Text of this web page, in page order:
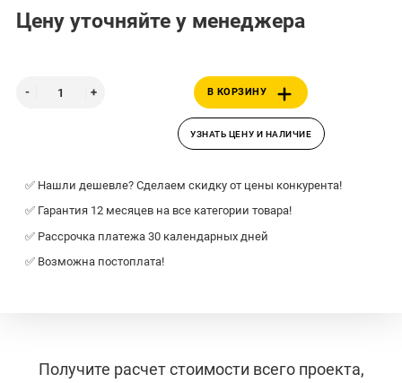
Цену уточняйте у менеджера
В КОРЗИНУ
УЗНАТЬ ЦЕНУ И НАЛИЧИЕ
✅ Нашли дешевле? Сделаем скидку от цены конкурента!
✅ Гарантия 12 месяцев на все категории товара!
✅ Рассрочка платежа 30 календарных дней
✅ Возможна постоплата!
Получите расчет стоимости всего проекта,